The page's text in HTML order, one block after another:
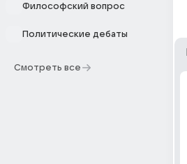
Философский вопрос
Политические дебаты
Смотреть все